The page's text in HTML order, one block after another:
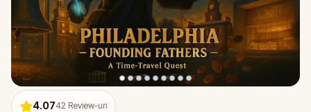
4.0742 Review-uri